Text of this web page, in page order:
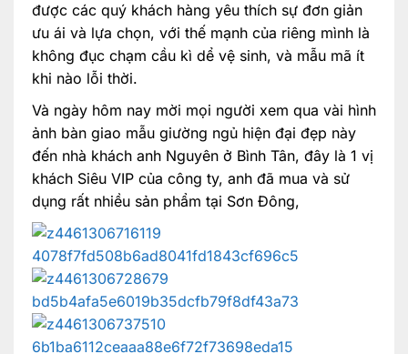
được các quý khách hàng yêu thích sự đơn giản
ưu ái và lựa chọn, với thế mạnh của riêng mình là
không đục chạm cầu kì dể vệ sinh, và mẫu mã ít
khi nào lỗi thời.
Và ngày hôm nay mời mọi người xem qua vài hình
ảnh bàn giao mẫu giường ngủ hiện đại đẹp này
đến nhà khách anh Nguyên ở Bình Tân, đây là 1 vị
khách Siêu VIP của công ty, anh đã mua và sử
dụng rất nhiều sản phẩm tại Sơn Đông,